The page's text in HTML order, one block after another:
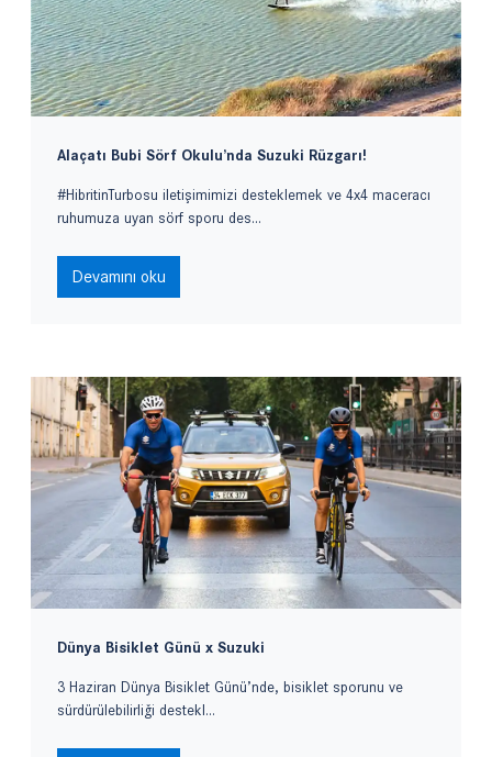
Alaçatı Bubi Sörf Okulu’nda Suzuki Rüzgarı!
#HibritinTurbosu iletişimimizi desteklemek ve 4x4 maceracı
ruhumuza uyan sörf sporu des...
Devamını oku
Dünya Bisiklet Günü x Suzuki
3 Haziran Dünya Bisiklet Günü’nde, bisiklet sporunu ve
sürdürülebilirliği destekl...